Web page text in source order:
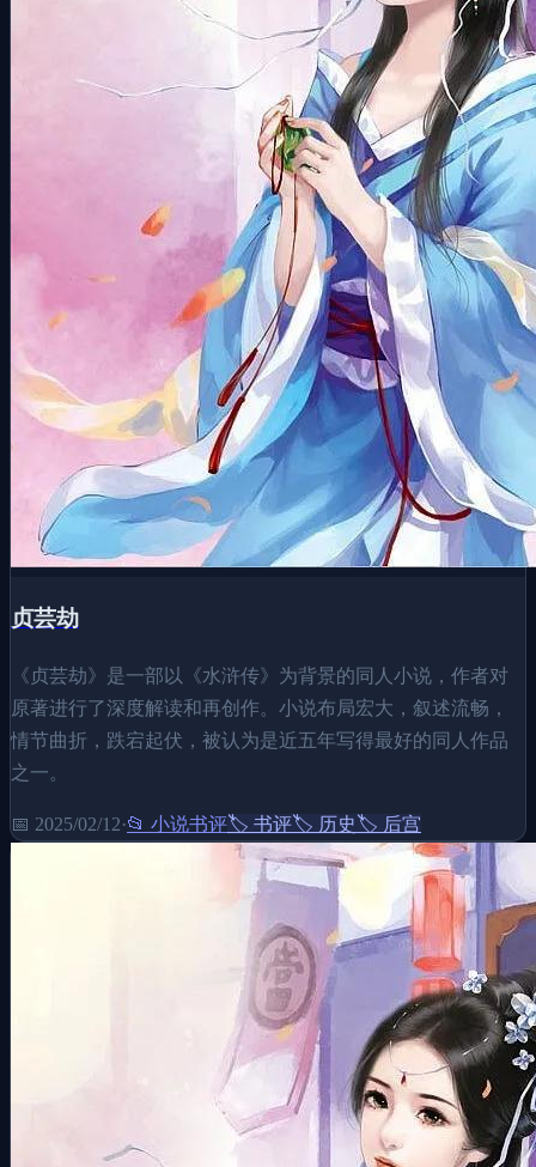
贞芸劫
《贞芸劫》是一部以《水浒传》为背景的同人小说，作者对
原著进行了深度解读和再创作。小说布局宏大，叙述流畅，
情节曲折，跌宕起伏，被认为是近五年写得最好的同人作品
之一。
📅 2025/02/12·📂 小说书评🏷️ 书评🏷️ 历史🏷️ 后宫